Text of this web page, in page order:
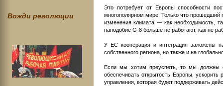
Вожди революции
Это потребует от Европы способности
многополярном мире. Только что
изменения климата — как необходимость,
наподобие G-8 больше не работают, как не
У ЕС кооперация и интеграция заложены
собственного региона, но также и на
Если мы хотим преуспеть, то мы должны
обеспечивать открытость Европы,
управления, которая будет поддерживать